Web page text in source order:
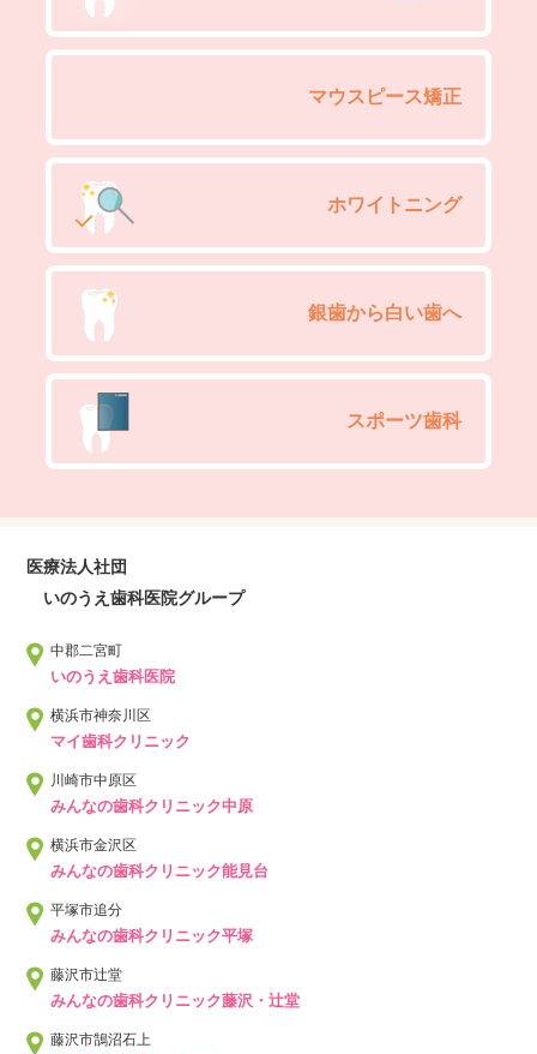
マウスピース矯正
ホワイトニング
銀歯から白い歯へ
スポーツ歯科
医療法人社団
いのうえ歯科医院グループ
中郡二宮町
いのうえ歯科医院
横浜市神奈川区
マイ歯科クリニック
川崎市中原区
みんなの歯科クリニック中原
横浜市金沢区
みんなの歯科クリニック能見台
平塚市追分
みんなの歯科クリニック平塚
藤沢市辻堂
みんなの歯科クリニック藤沢・辻堂
藤沢市鵠沼石上